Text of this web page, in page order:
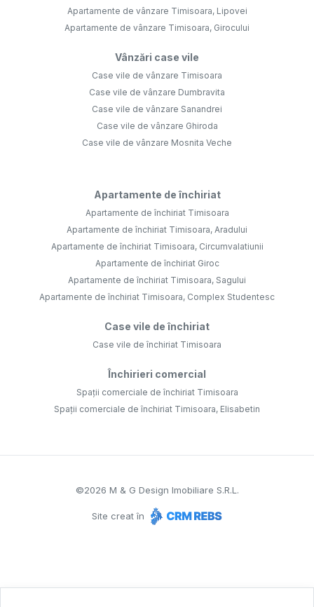
Apartamente de vânzare Timisoara, Lipovei
Apartamente de vânzare Timisoara, Girocului
Vânzări case vile
Case vile de vânzare Timisoara
Case vile de vânzare Dumbravita
Case vile de vânzare Sanandrei
Case vile de vânzare Ghiroda
Case vile de vânzare Mosnita Veche
Apartamente de închiriat
Apartamente de închiriat Timisoara
Apartamente de închiriat Timisoara, Aradului
Apartamente de închiriat Timisoara, Circumvalatiunii
Apartamente de închiriat Giroc
Apartamente de închiriat Timisoara, Sagului
Apartamente de închiriat Timisoara, Complex Studentesc
Case vile de închiriat
Case vile de închiriat Timisoara
Închirieri comercial
Spații comerciale de închiriat Timisoara
Spații comerciale de închiriat Timisoara, Elisabetin
©2026 M & G Design Imobiliare S.R.L.
Site creat în